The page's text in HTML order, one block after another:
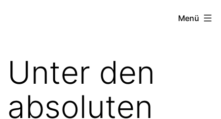
project
Menü
Unter den
absoluten